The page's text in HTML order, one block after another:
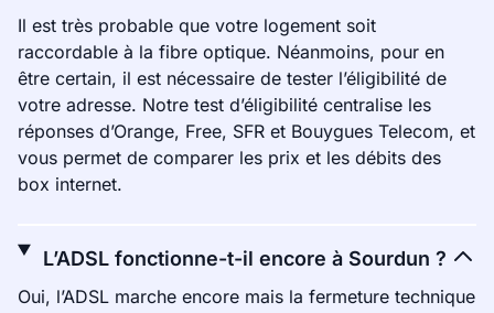
Il est très probable que votre logement soit
raccordable à la fibre optique. Néanmoins, pour en
être certain, il est nécessaire de tester l’éligibilité de
votre adresse. Notre test d’éligibilité centralise les
réponses d’Orange, Free, SFR et Bouygues Telecom, et
vous permet de comparer les prix et les débits des
box internet.
L’ADSL fonctionne-t-il encore à Sourdun ?
Oui, l’ADSL marche encore mais la fermeture technique